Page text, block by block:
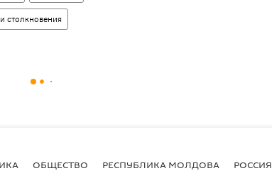
столкновения
ОБЩЕСТВО РЕСПУБЛИКА МОЛДОВА РОССИЯ